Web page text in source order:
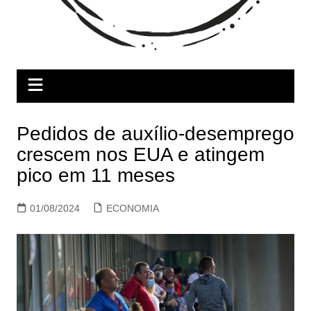
Pedidos de auxílio-desemprego
crescem nos EUA e atingem
pico em 11 meses
01/08/2024 ECONOMIA